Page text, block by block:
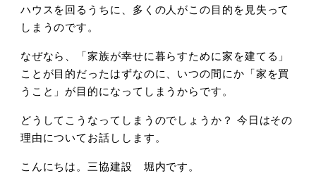
ハウスを回るうちに、多くの人がこの目的を見失って
しまうのです。
なぜなら、「家族が幸せに暮らすために家を建てる」
ことが目的だったはずなのに、いつの間にか「家を買
うこと」が目的になってしまうからです。
どうしてこうなってしまうのでしょうか？ 今日はその
理由についてお話しします。
こんにちは。三協建設 堀内です。